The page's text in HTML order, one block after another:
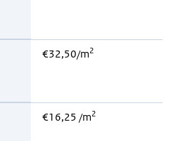
€32,50/m2
€16,25 /m2